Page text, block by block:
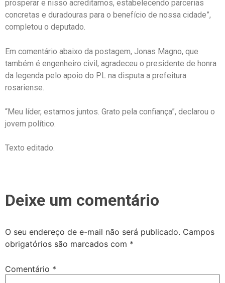
prosperar e nisso acreditamos, estabelecendo parcerias
concretas e duradouras para o benefício de nossa cidade”,
completou o deputado.
Em comentário abaixo da postagem, Jonas Magno, que
também é engenheiro civil, agradeceu o presidente de honra
da legenda pelo apoio do PL na disputa a prefeitura
rosariense.
“Meu líder, estamos juntos. Grato pela confiança”, declarou o
jovem político.
Texto editado.
Deixe um comentário
O seu endereço de e-mail não será publicado. Campos
obrigatórios são marcados com *
Comentário *